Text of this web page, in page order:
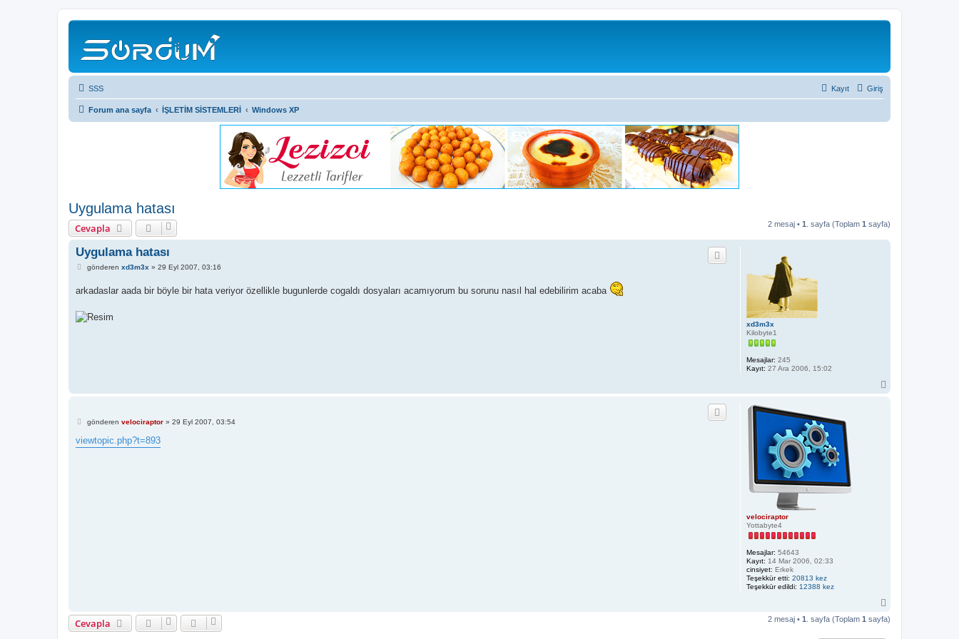
SSS Giriş
Kayıt
Forum ana sayfa İŞLETİM SİSTEMLERİ Windows XP
Uygulama hatası
Cevapla 2 mesaj • 1 . sayfa (Toplam 1 sayfa)
xd3m3x
Kilobyte1
Mesajlar: 245
Kayıt: 27 Ara 2006, 15:02
Uygulama hatası
M
a
gönderen xd3m3x » 29 Eyl 2007, 03:16
arkadaslar aada bir böyle bir hata veriyor özellikle bugunlerde cogaldı dosyaları acamıyorum bu sorunu nasıl hal edebilirim acaba
velociraptor
Yottabyte4
Mesajlar: 54643
Kayıt: 14 Mar 2006, 02:33
cinsiyet: Erkek
Teşekkür etti: 20813 kez
Teşekkür edildi: 12388 kez
M
s
a
gönderen velociraptor» 29 Eyl 2007, 03:54
viewtopic.php?t=893
Cevapla 2 mesaj • 1 . sayfa (Toplam 1 sayfa)